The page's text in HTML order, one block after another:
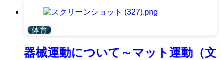
体育
器械運動について～マット運動（文